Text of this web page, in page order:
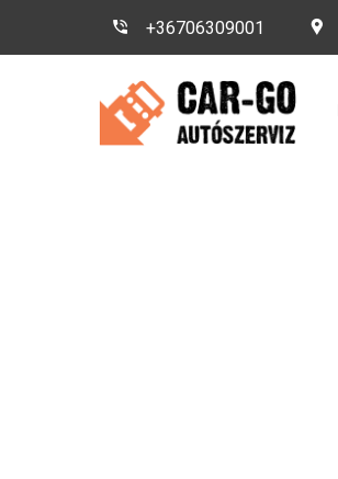
+36706309001